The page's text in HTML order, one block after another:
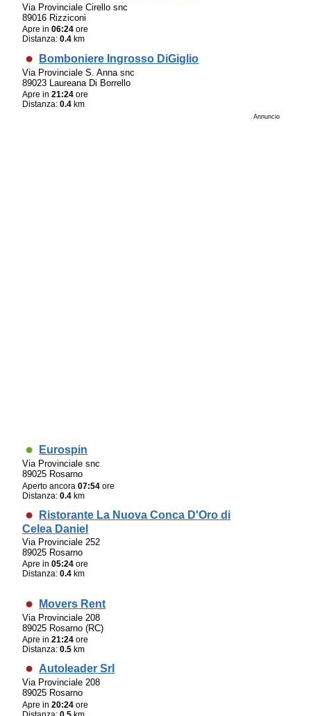
Via Provinciale Cirello snc
89016 Rizziconi
Apre in06:24 ore
Distanza:0.4 km
Bomboniere Ingrosso DiGiglio
Via Provinciale S. Anna snc
89023 Laureana Di Borrello
Apre in21:24 ore
Distanza:0.4 km
Annuncio
Eurospin
Via Provinciale snc
89025 Rosarno
Aperto ancora07:54 ore
Distanza:0.4 km
Ristorante La Nuova Conca D'Oro di
Celea Daniel
Via Provinciale 252
89025 Rosarno
Apre in05:24 ore
Distanza:0.4 km
Movers Rent
Via Provinciale 208
89025 Rosarno (RC)
Apre in21:24 ore
Distanza:0.5 km
Autoleader Srl
Via Provinciale 208
89025 Rosarno
Apre in20:24 ore